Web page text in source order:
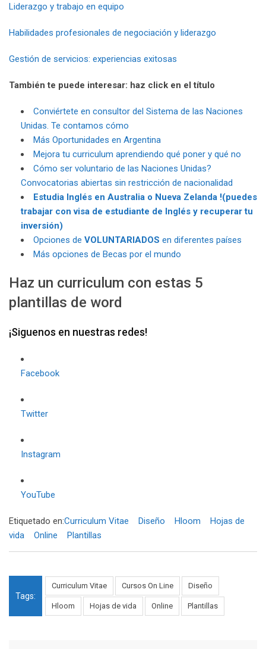
Liderazgo y trabajo en equipo
Habilidades profesionales de negociación y liderazgo
Gestión de servicios: experiencias exitosas
También te puede interesar: haz click en el título
Conviértete en consultor del Sistema de las Naciones
Unidas. Te contamos cómo
Más Oportunidades en Argentina
Mejora tu curriculum aprendiendo qué poner y qué no
Cómo ser voluntario de las Naciones Unidas?
Convocatorias abiertas sin restricción de nacionalidad
Estudia Inglés en Australia o Nueva Zelanda !(puedes
trabajar con visa de estudiante de Inglés y recuperar tu
inversión)
Opciones de VOLUNTARIADOS en diferentes países
Más opciones de Becas por el mundo
Haz un curriculum con estas 5
plantillas de word
¡Siguenos en nuestras redes!
Facebook
Twitter
Instagram
YouTube
Etiquetado en:Curriculum Vitae Diseño Hloom
Hojas de
vida
Online Plantillas
Tags:
Curriculum Vitae Cursos On Line Diseño
Hloom Hojas de vida Online Plantillas